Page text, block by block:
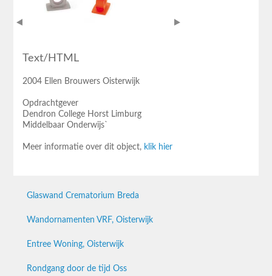
Text/HTML
2004 Ellen Brouwers Oisterwijk
Opdrachtgever
Dendron College Horst Limburg
Middelbaar Onderwijs`
Meer informatie over dit object, klik hier
Glaswand Crematorium Breda
Wandornamenten VRF, Oisterwijk
Entree Woning, Oisterwijk
Rondgang door de tijd Oss